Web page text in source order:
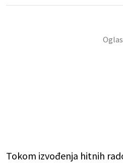
Tokom izvođenja hitnih